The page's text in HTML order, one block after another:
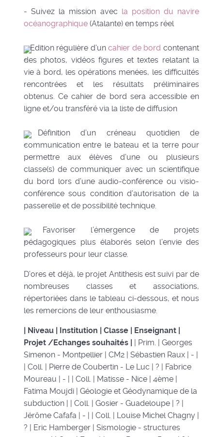
- Suivez la mission avec la position du navire
océanographique (Atalante) en temps réel
Edition régulière d’uncahier de bord contenant
des photos, vidéos figures et textes relatant la
vie à bord, les opérations menées, les difficultés
rencontrées et les résultats préliminaires
obtenus. Ce cahier de bord sera accessible en
ligne et/ou transféré via la liste de diffusion
Définition d’un créneau quotidien de
communication entre le bateau et la terre pour
permettre aux élèves d’une ou plusieurs
classe(s) de communiquer avec un scientifique
du bord lors d’une audio-conférence ou visio-
conférence sous condition d’autorisation de la
passerelle et de possibilité technique.
Favoriser l’émergence de projets
pédagogiques plus élaborés selon l’envie des
professeurs pour leur classe.
D’ores et déjà, le projet Antithesis est suivi par de
nombreuses classes et associations,
répertoriées dans le tableau ci-dessous, et nous
les remercions de leur enthousiasme.
| Niveau | Institution | Classe | Enseignant |
Projet /Echanges souhaités | | Prim. | Georges
Simenon - Montpellier | CM2 | Sébastien Raux | - |
| Coll. | Pierre de Coubertin - Le Luc | ? | Fabrice
Moureau | - | | Coll. | Matisse - Nice | 4ème |
Fatima Moujdi | Géologie et Géodynamique de la
subduction | | Coll. | Gosier - Guadeloupe | ? |
Jérôme Cafafa | - | | Coll. | Louise Michel Chagny |
? | Eric Hamberger | Sismologie - structures